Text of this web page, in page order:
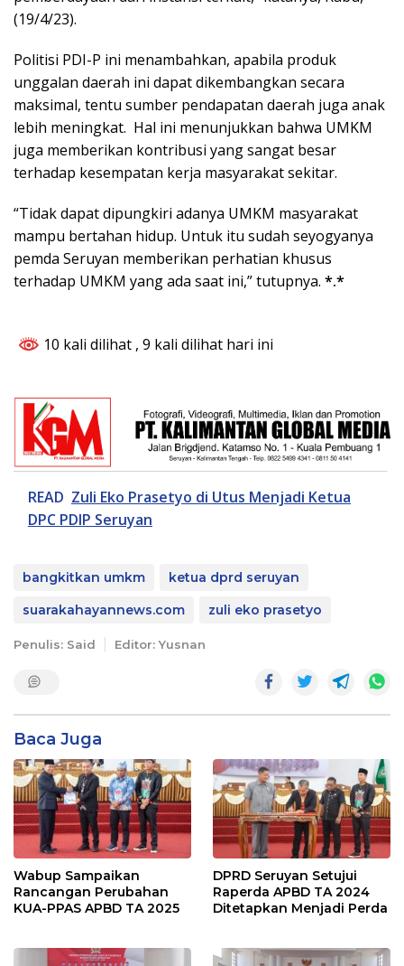
(19/4/23).
Politisi PDI-P ini menambahkan, apabila produk
unggalan daerah ini dapat dikembangkan secara
maksimal, tentu sumber pendapatan daerah juga anak
lebih meningkat. Hal ini menunjukkan bahwa UMKM
juga memberikan kontribusi yang sangat besar
terhadap kesempatan kerja masyarakat sekitar.
“Tidak dapat dipungkiri adanya UMKM masyarakat
mampu bertahan hidup. Untuk itu sudah seyogyanya
pemda Seruyan memberikan perhatian khusus
terhadap UMKM yang ada saat ini,” tutupnya. *.*
10 kali dilihat , 9 kali dilihat hari ini
READ Zuli Eko Prasetyo di Utus Menjadi Ketua
DPC PDIP Seruyan
bangkitkan umkm
ketua dprd seruyan
suarakahayannews.com
zuli eko prasetyo
Penulis: Said Editor: Yusnan
Baca Juga
Wabup Sampaikan
Rancangan Perubahan
KUA-PPAS APBD TA 2025
DPRD Seruyan Setujui
Raperda APBD TA 2024
Ditetapkan Menjadi Perda